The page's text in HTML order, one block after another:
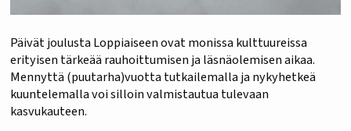
Päivät joulusta Loppiaiseen ovat monissa kulttuureissa
erityisen tärkeää rauhoittumisen ja läsnäolemisen aikaa.
Mennyttä (puutarha)vuotta tutkailemalla ja nykyhetkeä
kuuntelemalla voi silloin valmistautua tulevaan
kasvukauteen.